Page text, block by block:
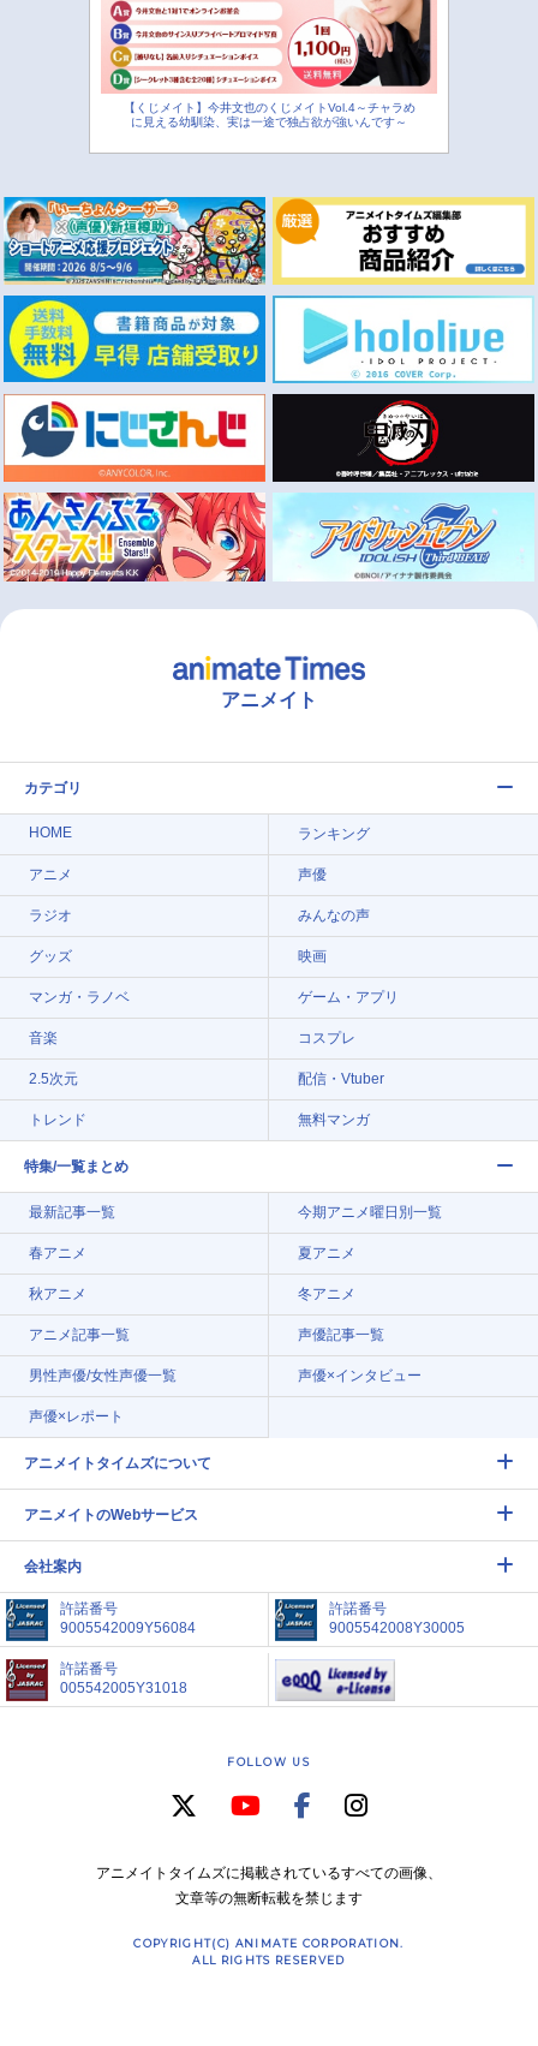
【くじメイト】今井文也のくじメイトVol.4～チャラめ
に見える幼馴染、実は一途で独占欲が強いんです～
アニメイト
カテゴリ
HOME ランキング
アニメ 声優
ラジオ みんなの声
グッズ 映画
マンガ・ラノベ ゲーム・アプリ
音楽 コスプレ
2.5次元 配信・Vtuber
トレンド 無料マンガ
特集/一覧まとめ
最新記事一覧 今期アニメ曜日別一覧
春アニメ 夏アニメ
秋アニメ 冬アニメ
アニメ記事一覧 声優記事一覧
男性声優/女性声優一覧 声優×インタビュー
声優×レポート
アニメイトタイムズについて
アニメイトのWebサービス
会社案内
許諾番号
9005542009Y56084
許諾番号
9005542008Y30005
許諾番号
005542005Y31018
FOLLOW US
アニメイトタイムズに掲載されているすべての画像、
文章等の無断転載を禁じます
COPYRIGHT(C) ANIMATE CORPORATION.
ALL RIGHTS RESERVED